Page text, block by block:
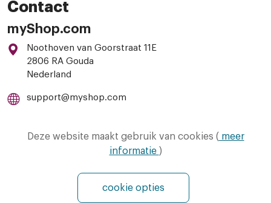
Contact
myShop.com
Noothoven van Goorstraat 11E
2806 RA Gouda
Nederland
support@myshop.com
Deze website maakt gebruik van cookies ( meer
informatie )
cookie opties